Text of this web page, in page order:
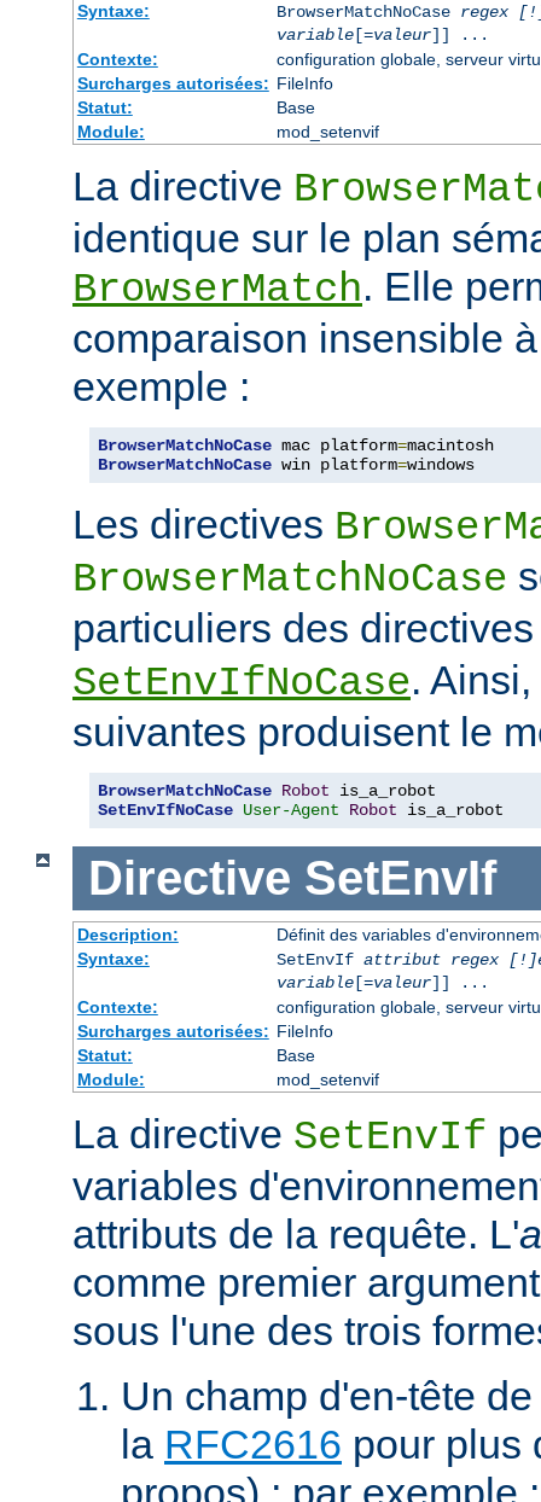
Syntaxe:
BrowserMatchNoCase regex
variable[=valeur]] ...
Contexte:
configuration globale, serveur
Surcharges autorisées: FileInfo
Statut:
Base
Module:
mod_setenvif
La directive
identique sur le plan
BrowserMatch. Elle
comparaison insensible
exemple :
BrowserMatchNoCase mac platform=
BrowserMatchNoCase win platform=windows
Les directives
BrowserMatchNoCase
particuliers des
SetEnvIfNoCase.
suivantes produisent le
BrowserMatchNoCase Robot
SetEnvIfNoCase User-Agent Robot is_a_robot
Directive SetEnvIf
Description:
Définit des variables
Syntaxe:
SetEnvIf attribut regex
variable[=valeur]] ...
Contexte:
configuration globale, serveur
Surcharges autorisées: FileInfo
Statut:
Base
Module:
mod_setenvif
La directive SetEnvIf
variables
attributs de la requête. L'
comme premier
sous l'une des trois
Un champ d'en-tête
la RFC2616 pour plus
propos) ; par exemple